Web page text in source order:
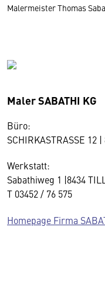
Malermeister Thomas
Maler SABATHI KG
Büro:
SCHIRKASTRASSE 12
Werkstatt:
Sabathiweg 1 |8434
T 03452 / 76 575
Homepage Firma